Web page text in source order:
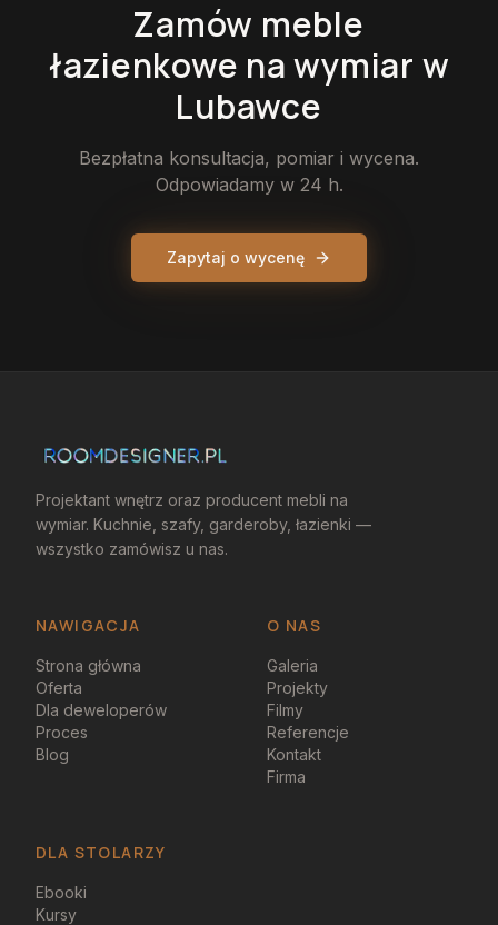
Zamów meble
łazienkowe na wymiar w
Lubawce
Bezpłatna konsultacja, pomiar i wycena.
Odpowiadamy w 24 h.
Zapytaj o wycenę
Projektant wnętrz oraz producent mebli na
wymiar. Kuchnie, szafy, garderoby, łazienki —
wszystko zamówisz u nas.
NAWIGACJA O NAS
Strona główna
Oferta
Dla deweloperów
Proces
Blog
Galeria
Projekty
Filmy
Referencje
Kontakt
Firma
DLA STOLARZY
Ebooki
Kursy